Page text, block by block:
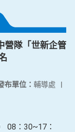
營隊「世新企管
布單位： 輔導處 |
08：30~17：